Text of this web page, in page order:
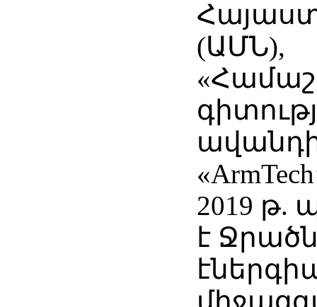
(ԱՄՆ),
2019 թ.
է